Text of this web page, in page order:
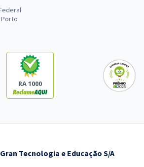
R$ 615,92à vista
ou 12x deR$
Economize R$ 153,98 (-20%)
Comprar
Específicos para Pedagogo
Porto
RA 1000
Tecnologia e Educação S/A